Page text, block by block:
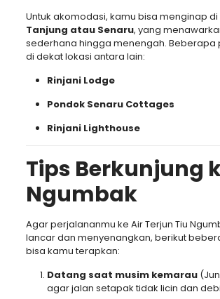
Untuk akomodasi, kamu bisa menginap
Tanjung atau Senaru, yang
sederhana hingga menengah. Beberapa
di dekat lokasi antara lain:
Rinjani Lodge
Pondok Senaru Cottages
Rinjani Lighthouse
Tips Berkunjung
Ngumbak
Agar perjalananmu ke Air Terjun Tiu
lancar dan menyenangkan, berikut
bisa kamu terapkan:
Datang saat musim kemarau
agar jalan setapak tidak licin dan